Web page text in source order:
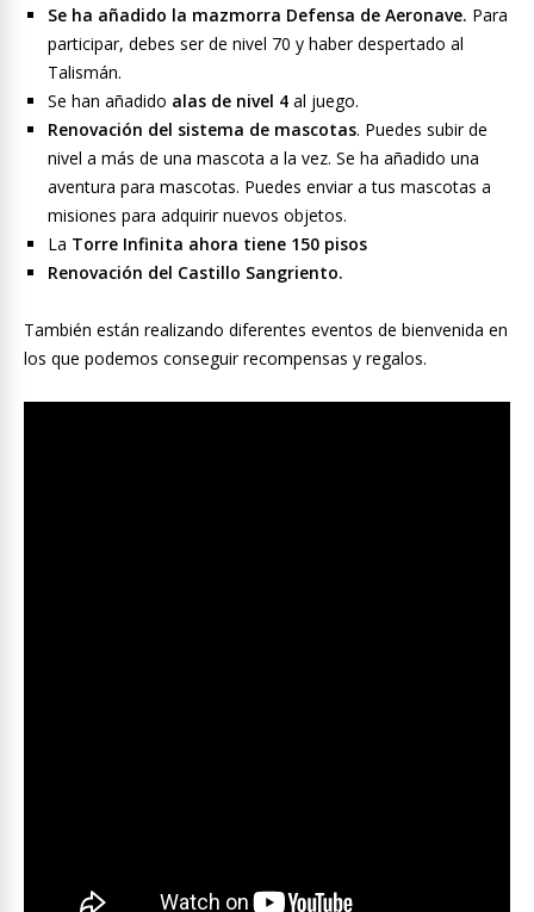
Se ha añadido la mazmorra Defensa de Aeronave. Para
participar, debes ser de nivel 70 y haber despertado al
Talismán.
Se han añadido alas de nivel 4 al juego.
Renovación del sistema de mascotas. Puedes subir de
nivel a más de una mascota a la vez. Se ha añadido una
aventura para mascotas. Puedes enviar a tus mascotas a
misiones para adquirir nuevos objetos.
La Torre Infinita ahora tiene 150 pisos
Renovación del Castillo Sangriento.
También están realizando diferentes eventos de bienvenida en
los que podemos conseguir recompensas y regalos.